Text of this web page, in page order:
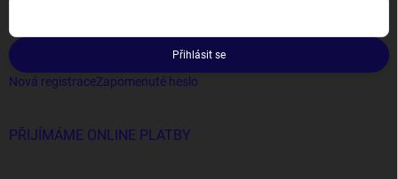
Přihlásit se
Nová registraceZapomenuté heslo
PŘIJÍMÁME ONLINE PLATBY